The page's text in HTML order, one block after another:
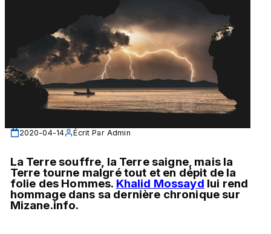
2020-04-14 Écrit Par Admin
La Terre souffre, la Terre saigne, mais la
Terre tourne malgré tout et en dépit de la
folie des Hommes. Khalid Mossayd lui rend
hommage dans sa dernière chronique sur
Mizane.info.